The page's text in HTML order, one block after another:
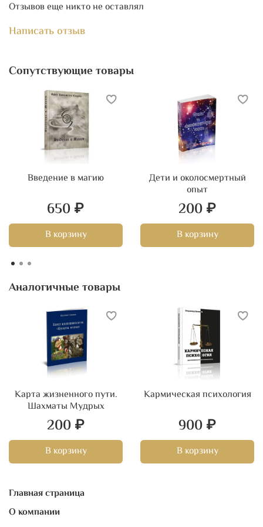
Глава 8.ЦИКЛ 7
ЦИКЛ 8
Глава 10.ЦИКЛ 9
ЦИКЛ 10
Заключение
Выводы
Отзывов еще никто не оставлял
Написать отзыв
Сопутствующие товары
Введение в магию
650 ₽
В корзину
Дети и околосмертный
опыт
200 ₽
В корзину
Аналогичные товары
Карта жизненного пути.
Шахматы Мудрых
200 ₽
В корзину
Кармическая психология
900 ₽
В корзину
Главная страница
О компании